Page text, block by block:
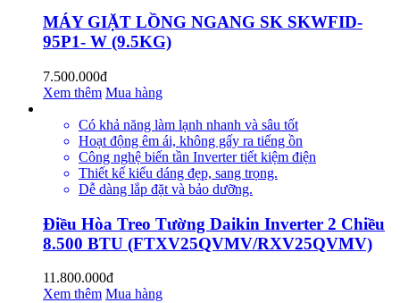
MÁY GIẶT LỒNG NGANG SK SKWFID-
95P1- W (9.5KG)
7.500.000đ
Xem thêm Mua hàng
Có khả năng làm lạnh nhanh và sâu tốt
Hoạt động êm ái, không gấy ra tiếng ồn
Công nghệ biến tần Inverter tiết kiệm điện
Thiết kế kiểu dáng đẹp, sang trọng.
Dễ dàng lắp đặt và bảo dưỡng.
Điều Hòa Treo Tường Daikin Inverter 2 Chiều
8.500 BTU (FTXV25QVMV/RXV25QVMV)
11.800.000đ
Xem thêm Mua hàng